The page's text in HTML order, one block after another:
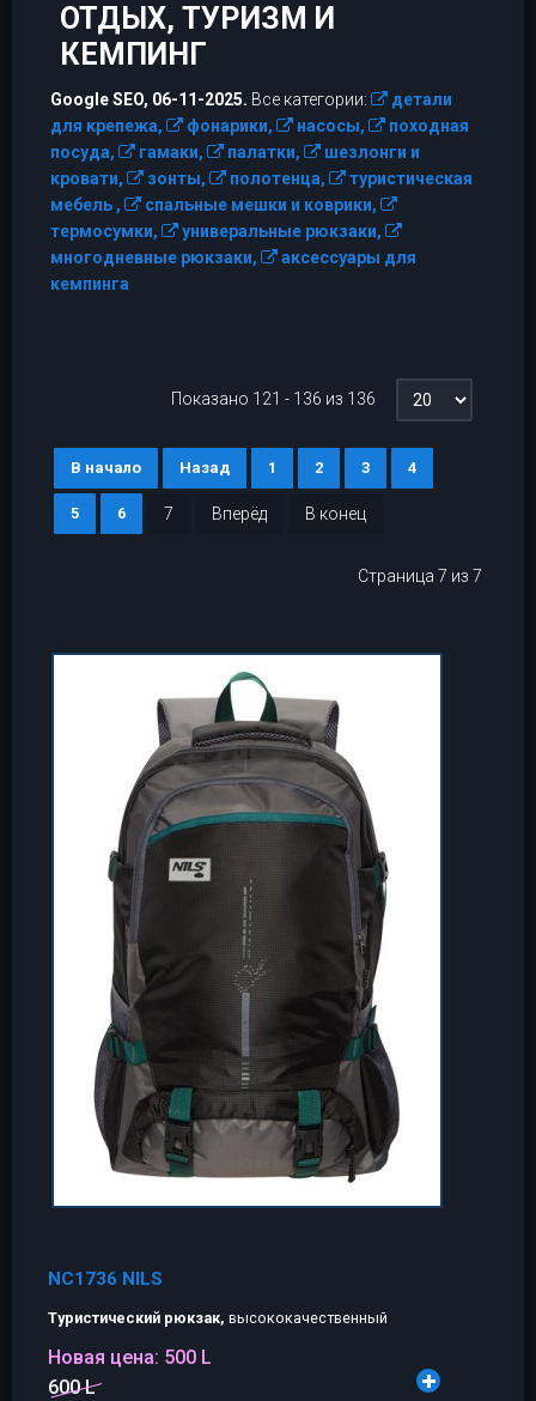
ОТДЫХ, ТУРИЗМ И
КЕМПИНГ
Google SEO, 06-11-2025. Все категории:
детали
для крепежа,
фонарики, насосы,
походная
посуда,
гамаки, палатки,
шезлонги и
кровати,
зонты, полотенца,
туристическая
мебель ,
спальные мешки и коврики,
термосумки,
универальные рюкзаки,
многодневные рюкзаки,
аксессуары для
кемпинга
Показано 121 - 136 из 136
В начало Назад 1 2 3 4
5 6 7 Вперёд В конец
Страница 7 из 7
NC1736 NILS
Туристический рюкзак, высококачественный
Новая цена: 500 L
600 L